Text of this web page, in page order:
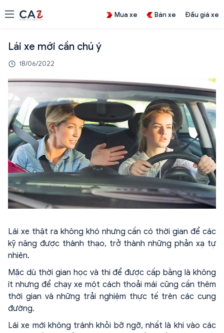
Mua xe Bán xe Đấu giá xe
Lái xe mới cần chú ý
18/06/2022
Lái xe thật ra không khó nhưng cần có thời gian để các
kỹ năng được thành thạo, trở thành những phản xạ tự
nhiên.
Mặc dù thời gian học và thi để được cấp bằng là không
ít nhưng để chạy xe một cách thoải mái cũng cần thêm
thời gian và những trải nghiệm thực tế trên các cung
đường.
Lái xe mới không tránh khỏi bỡ ngỡ, nhất là khi vào các